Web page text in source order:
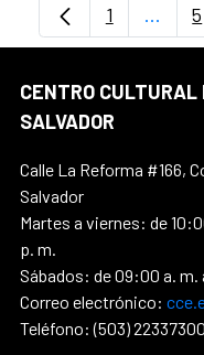
Página
1 ... 5
CENTRO
SALVADOR
Calle La Reforma #166,
Salvador
Martes a viernes: de
p. m.
Sábados: de 09:00 a. m.
Correo electrónico:
Teléfono: (503) 22337300